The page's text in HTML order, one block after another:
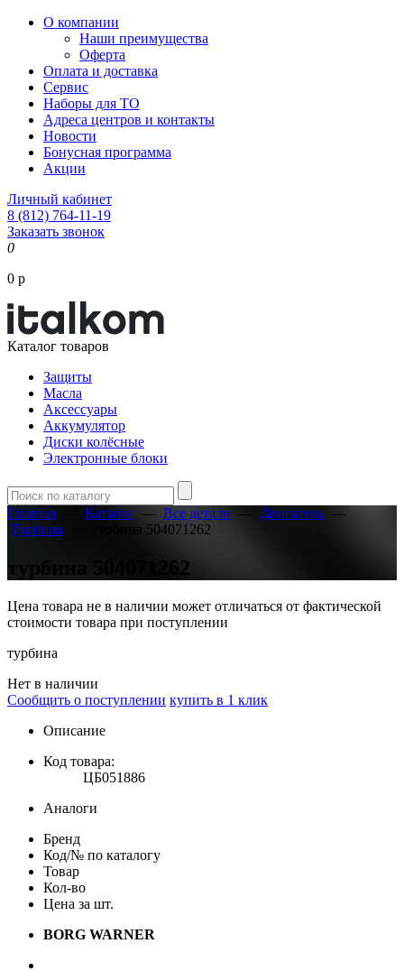
О компании
Наши преимущества
Оферта
Оплата и доставка
Сервис
Наборы для ТО
Адреса центров и контакты
Новости
Бонусная программа
Акции
Личный кабинет
8 (812) 764-11-19
Заказать звонок
0
0 р
Каталог товаров
Защиты
Масла
Аксессуары
Аккумулятор
Диски колёсные
Электронные блоки
Главная Каталог — Все детали — Двигатель —
Турбина
турбина 504071262
турбина 504071262
Цена товара не в наличии может отличаться от фактической
стоимости товара при поступлении
турбина
Нет в наличии
Сообщить о поступлении купить в 1 клик
Описание
Код товара:
ЦБ051886
Аналоги
Бренд
Код/№ по каталогу
Товар
Кол-во
Цена за шт.
BORG WARNER